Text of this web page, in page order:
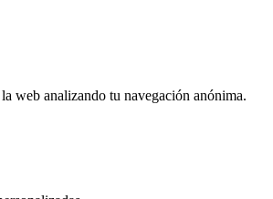
web analizando tu navegación anónima.